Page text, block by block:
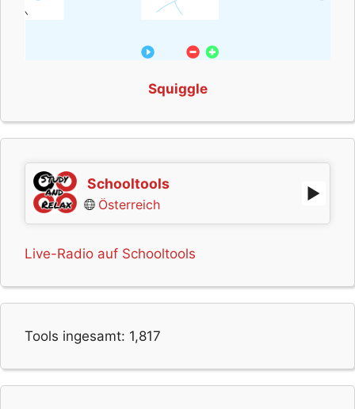
Squiggle
Schooltools
Österreich
Live-Radio auf Schooltools
Tools ingesamt: 1,817